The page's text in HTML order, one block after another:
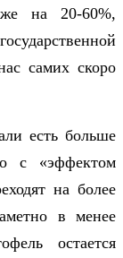
на 20-60%,
самих скоро
есть больше
с «эффектом
на более
в менее
остается